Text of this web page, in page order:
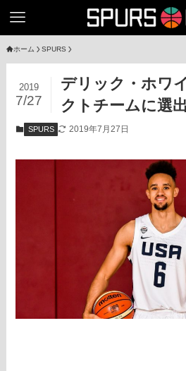
ホーム SPURS
デリック・ホワ
クトチームに選
2019
7/27
SPURS 2019年7月27日